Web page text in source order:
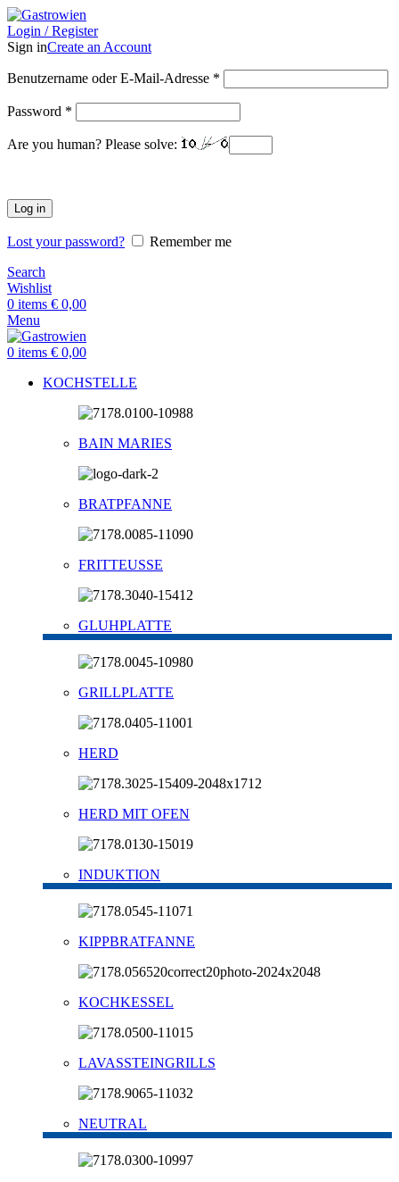
Login / Register
Sign inCreate an Account
Benutzername oder E-Mail-Adresse *
Password *
Are you human? Please solve:
Log in
Lost your password?
Remember me
Search
Wishlist
0 items € 0,00
Menu
0 items € 0,00
KOCHSTELLE
BAIN MARIES
BRATPFANNE
FRITTEUSSE
GLUHPLATTE
GRILLPLATTE
HERD
HERD MIT OFEN
INDUKTION
KIPPBRATFANNE
KOCHKESSEL
LAVASSTEINGRILLS
NEUTRAL